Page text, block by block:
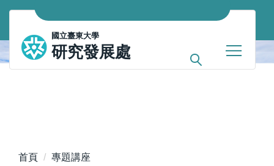
跳
主
要
內
國立臺東大學
研究發展處
首頁 專題講座